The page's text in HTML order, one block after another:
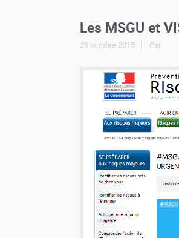
Les MSGU et
25 octobre 2015 Par